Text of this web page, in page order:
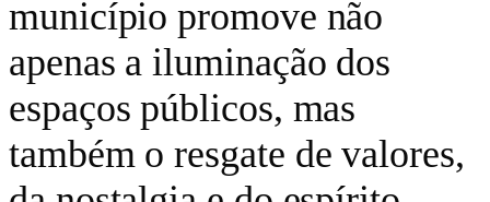
município promove não
apenas a iluminação dos
espaços públicos, mas
também o resgate de valores,